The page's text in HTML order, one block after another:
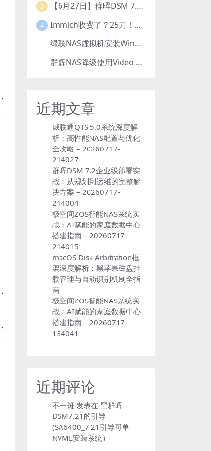
3 【6月27日】群晖DSM 7.2.1-69057 Update 5 引导【附半洗白序列号】
4 Immich收费了？25刀！后知后觉的我，分享几个方法DIY这款最强家庭照片管理工具
绿联NAS虚拟机安装Windows，打造辅助工作站
群辉NAS降级使用Video Station：7.2.2降级为7.2.1，也可降为其他版本
近期文章
威联通QTS 5.0系统深度解
析：高性能NAS配置与优化
全攻略 – 20260717-
214027
群晖DSM 7.2企业级部署实
战：从规划到运维的完整解
决方案 – 20260717-
214004
极空间ZOS智能NAS系统实
战：AI赋能的家庭数据中心
搭建指南 – 20260717-
214015
macOS Disk Arbitration框
架深度解析：黑苹果磁盘挂
载管理与自动识别机制全指
南
极空间ZOS智能NAS系统实
战：AI赋能的家庭数据中心
搭建指南 – 20260717-
134041
近期评论
不一斑 发表在 黑群晖
DSM7.21的引导
(SA6400_7.21引导可单
NVME安装系统）